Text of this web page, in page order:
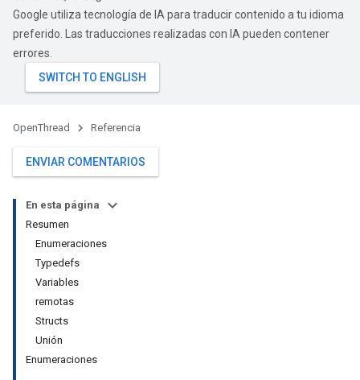
Google utiliza tecnología de IA para traducir contenido a tu idioma
preferido. Las traducciones realizadas con IA pueden contener
errores.
OpenThread Referencia
ENVIAR COMENTARIOS
En esta página
Resumen
Enumeraciones
Typedefs
Variables
remotas
Structs
Unión
Enumeraciones